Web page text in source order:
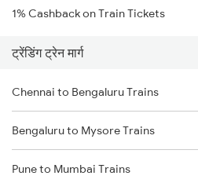
1% Cashback on Train Tickets
ट्रेंडिंग ट्रेन मार्ग
Chennai to Bengaluru Trains
Bengaluru to Mysore Trains
Pune to Mumbai Trains